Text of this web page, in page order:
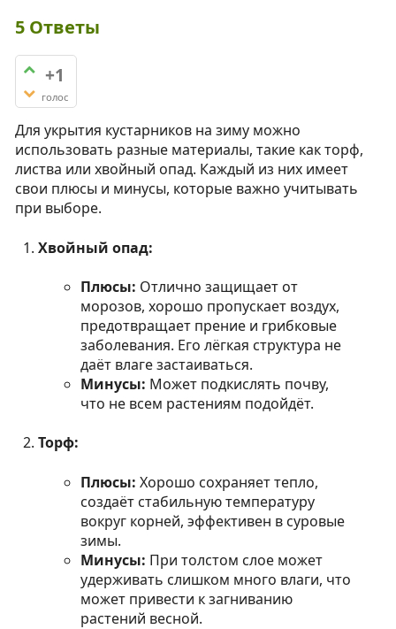
5 Ответы
+1
голос
Для укрытия кустарников на зиму можно
использовать разные материалы, такие как торф,
листва или хвойный опад. Каждый из них имеет
свои плюсы и минусы, которые важно учитывать
при выборе.
Хвойный опад:
Плюсы: Отлично защищает от
морозов, хорошо пропускает воздух,
предотвращает прение и грибковые
заболевания. Его лёгкая структура не
даёт влаге застаиваться.
Минусы: Может подкислять почву,
что не всем растениям подойдёт.
Торф:
Плюсы: Хорошо сохраняет тепло,
создаёт стабильную температуру
вокруг корней, эффективен в суровые
зимы.
Минусы: При толстом слое может
удерживать слишком много влаги, что
может привести к загниванию
растений весной.